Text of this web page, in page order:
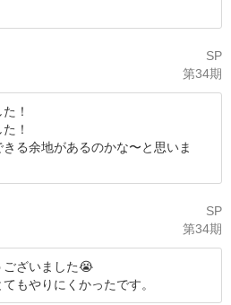
SP
第34期
！
！
る余地があるのかな〜と思いま
SP
第34期
ございました😭
もやりにくかったです。